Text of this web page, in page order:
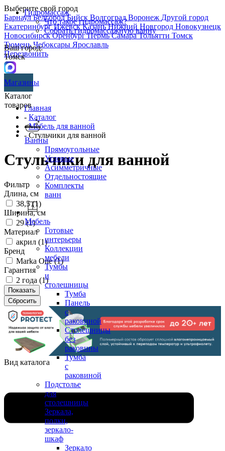
Выберите свой город
БарнаулБелгородБийск ВолгоградВоронеж Другой город
ЕкатеринбургИжевскКазаньНижний Новгород Новокузнецк
НовосибирскОренбургПермьСамараТольятти Томск
ТюменьЧебоксары Ярославль
Перезвонить
Гидромассаж
Что такое гидромассаж?
Собрать гидромассажную ванну
Ваш город:
Томск
Магазины
Каталог
товаров
Ванны
Прямоугольные
Угловые
Асимметричные
Отдельностоящие
Комплекты
ванн
Мебель
Готовые
интерьеры
Коллекции
мебели
Тумбы
и
столешницы
Тумба
Панель
с
раковиной
Столешницы
без
раковины
Тумба
с
раковиной
Подстолье
для
столешницы
Зеркала,
полки,
зеркало-
шкаф
Зеркало
Главная
- Каталог
-Мебель для ванной
- Стульчики для ванной
Стульчики для ванной
Фильтр
Длина, см
38,5 (1)
Ширина, см
29 (1)
Материал
акрил (1)
Бренд
Marka One (1)
Гарантия
2 года (1)
Вид каталога